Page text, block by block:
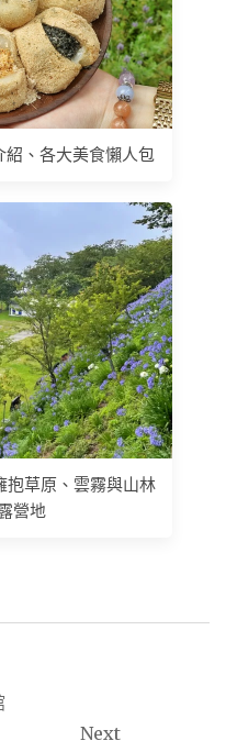
、各大美食懶人包
抱草原、雲霧與山林
營地
Next